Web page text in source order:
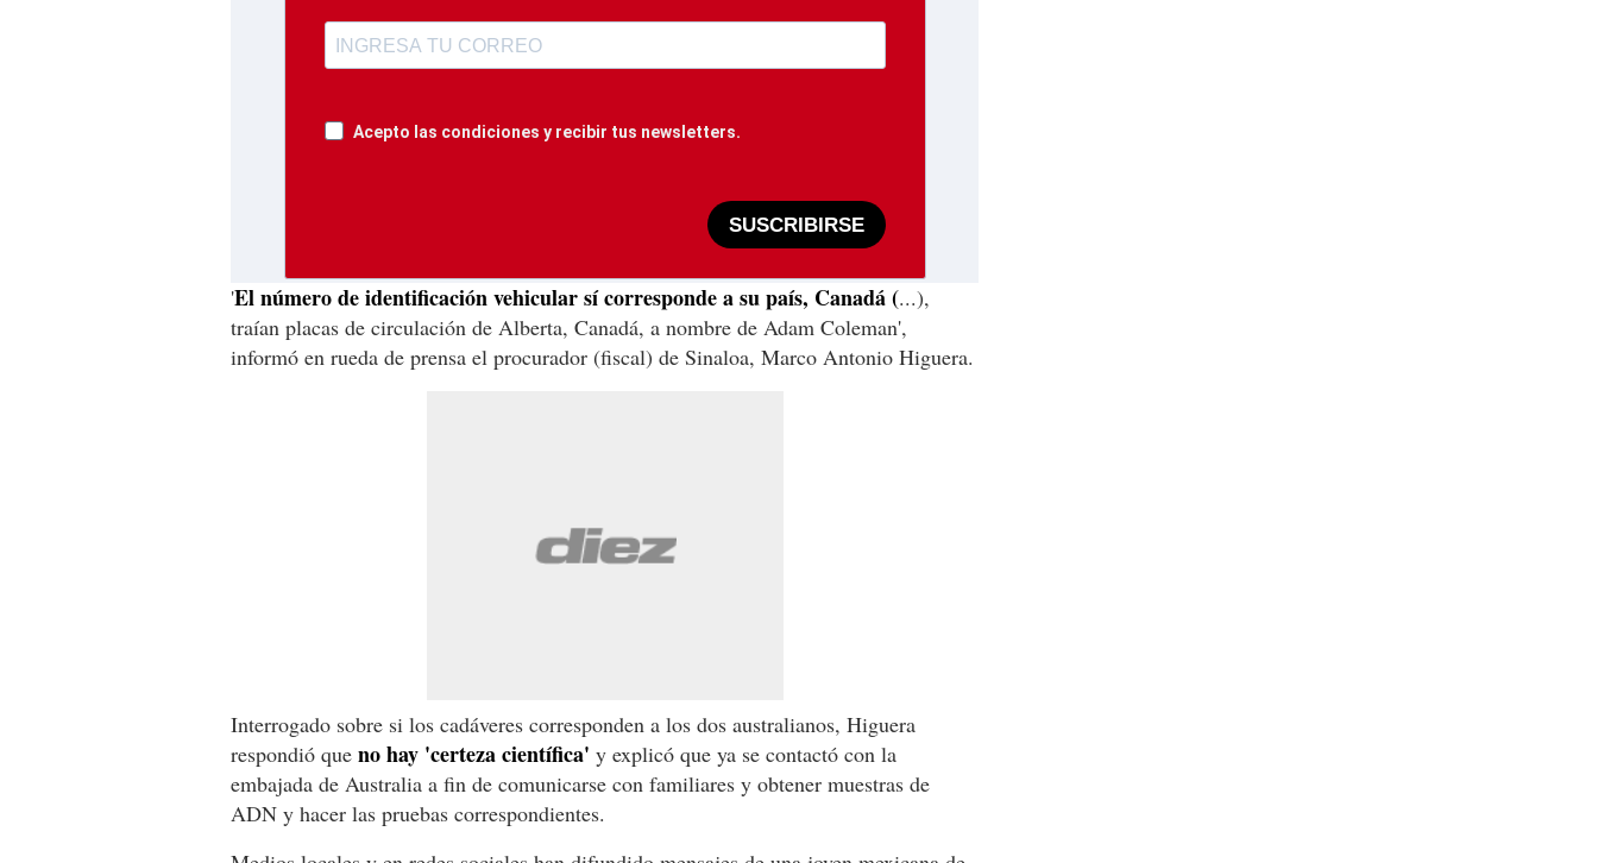
Acepto las condiciones y recibir tus newsletters.
SUSCRIBIRSE
'El número de identificación vehicular sí corresponde a su país, Canadá (...),
traían placas de circulación de Alberta, Canadá, a nombre de Adam Coleman',
informó en rueda de prensa el procurador (fiscal) de Sinaloa, Marco Antonio Higuera.
Interrogado sobre si los cadáveres corresponden a los dos australianos, Higuera
respondió que no hay 'certeza científica' y explicó que ya se contactó con la
embajada de Australia a fin de comunicarse con familiares y obtener muestras de
ADN y hacer las pruebas correspondientes.